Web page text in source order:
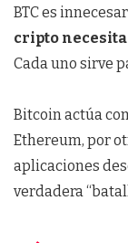
BTC es
cripto
Cada uno sirve
Bitcoin actúa
Ethereum, por
aplicaciones
verdadera